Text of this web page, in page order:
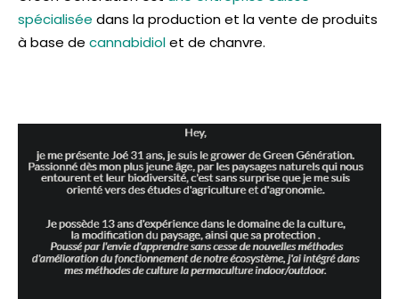
spécialisée dans la production et la vente de produits
à base de cannabidiolet de chanvre.